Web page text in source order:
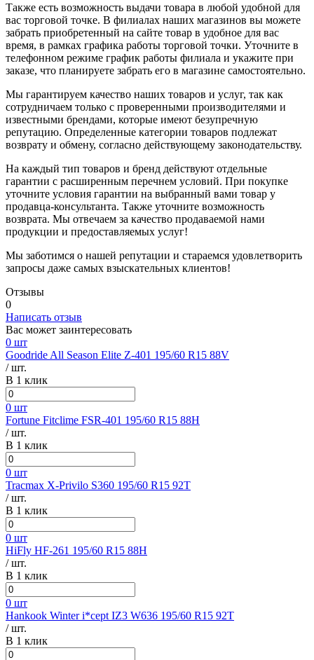
Также есть возможность выдачи товара в любой удобной для
вас торговой точке. В филиалах наших магазинов вы можете
забрать приобретенный на сайте товар в удобное для вас
время, в рамках графика работы торговой точки. Уточните в
телефонном режиме график работы филиала и укажите при
заказе, что планируете забрать его в магазине самостоятельно.
Мы гарантируем качество наших товаров и услуг, так как
сотрудничаем только с проверенными производителями и
известными брендами, которые имеют безупречную
репутацию. Определенные категории товаров подлежат
возврату и обмену, согласно действующему законодательству.
На каждый тип товаров и бренд действуют отдельные
гарантии с расширенным перечнем условий. При покупке
уточните условия гарантии на выбранный вами товар у
продавца-консультанта. Также уточните возможность
возврата. Мы отвечаем за качество продаваемой нами
продукции и предоставляемых услуг!
Мы заботимся о нашей репутации и стараемся удовлетворить
запросы даже самых взыскательных клиентов!
Отзывы
0
Написать отзыв
Вас может заинтересовать
0 шт
Goodride All Season Elite Z-401 195/60 R15 88V
/ шт.
В 1 клик
0 шт
Fortune Fitclime FSR-401 195/60 R15 88H
/ шт.
В 1 клик
0 шт
Tracmax X-Privilo S360 195/60 R15 92T
/ шт.
В 1 клик
0 шт
HiFly HF-261 195/60 R15 88H
/ шт.
В 1 клик
0 шт
Hankook Winter i*cept IZ3 W636 195/60 R15 92T
/ шт.
В 1 клик